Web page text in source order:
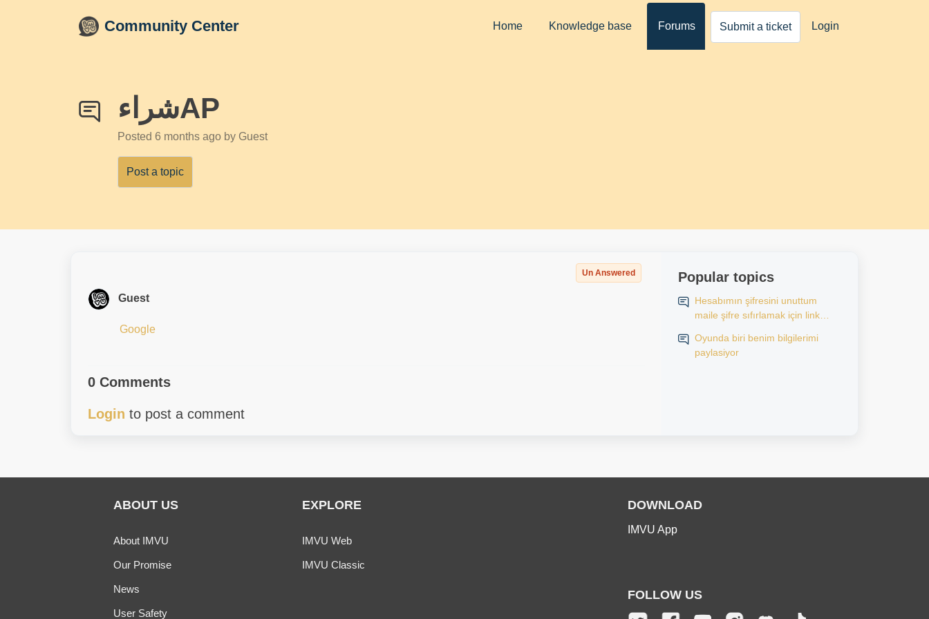
Community Center Home Knowledge base Forums Submit a ticket Login
شراءAP
Posted 6 months ago by Guest
Post a topic
Un Answered
Guest
Google
0 Comments
Login to post a comment
Popular topics
Hesabımın şifresini unuttum
maile şifre sıfırlamak için link
Maile link gelmiyor
Oyunda biri benim bilgilerimi
paylasiyor
ABOUT US
About IMVU
Our Promise
News
User Safety
EXPLORE
IMVU Web
IMVU Classic
DOWNLOAD
IMVU App
FOLLOW US